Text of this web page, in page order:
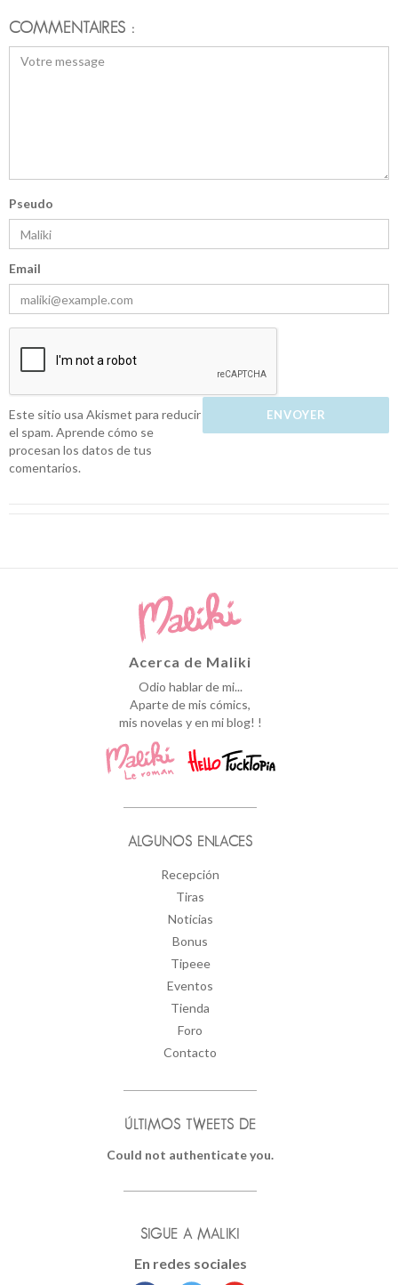
COMMENTAIRES :
Pseudo
Email
Este sitio usa Akismet para reducir
el spam.Aprende cómo se
procesan los datos de tus
comentarios.
Acerca de Maliki
Odio hablar de mi...
Aparte de mis cómics,
mis novelas y en mi blog! !
ALGUNOS ENLACES
Recepción
Tiras
Noticias
Bonus
Tipeee
Eventos
Tienda
Foro
Contacto
ÚLTIMOS TWEETS DE
Could not authenticate you.
SIGUE A MALIKI
En redes sociales